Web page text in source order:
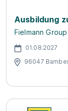
Ausbildung
Fielmann Group
01.08.2027
96047